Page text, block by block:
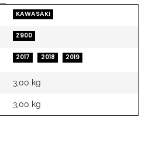
KAWASAKI
Z900
2017 2018 2019
3,00 kg
3,00 kg